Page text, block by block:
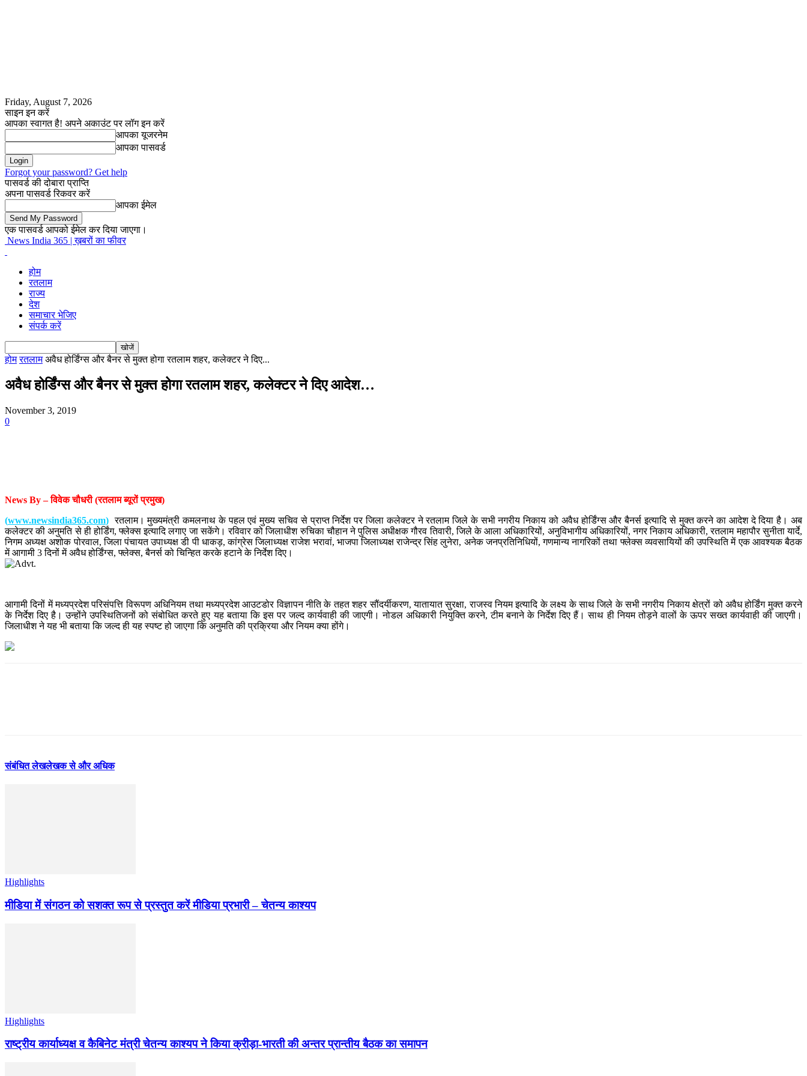
Friday, August 7, 2026
साइन इन करें
आपका स्वागत है! अपने अकाउंट पर लॉग इन करें
आपका यूजरनेम
आपका पासवर्ड
Forgot your password? Get help
पासवर्ड की दोबारा प्राप्ति
अपना पासवर्ड रिकवर करें
आपका ईमेल
एक पासवर्ड आपको ईमेल कर दिया जाएगा।
News India 365 | ख़बरों का फीवर
होम
रतलाम
राज्य
देश
समाचार भेजिए
संपर्क करें
होम रतलाम अवैध होर्डिंग्स और बैनर से मुक्त होगा रतलाम शहर, कलेक्टर ने दिए...
अवैध होर्डिंग्स और बैनर से मुक्त होगा रतलाम शहर, कलेक्टर ने दिए आदेश…
November 3, 2019
0
News By – विवेक चौधरी (रतलाम ब्यूरों प्रमुख)
(www.newsindia365.com) रतलाम। मुख्यमंत्री कमलनाथ के पहल एवं मुख्य सचिव से प्राप्त निर्देश पर जिला कलेक्टर ने रतलाम जिले के सभी नगरीय निकाय को अवैध होर्डिंग्स और बैनर्स इत्यादि से मुक्त करने का आदेश दे दिया है। अब
कलेक्टर की अनुमति से ही होर्डिंग, फ्लेक्स इत्यादि लगाए जा सकेंगे। रविवार को जिलाधीश रुचिका चौहान ने पुलिस अधीक्षक गौरव तिवारी, जिले के आला अधिकारियों, अनुविभागीय अधिकारियों, नगर निकाय अधिकारी, रतलाम महापौर सुनीता यार्दे,
निगम अध्यक्ष अशोक पोरवाल, जिला पंचायत उपाध्यक्ष डी पी धाकड़, कांग्रेस जिलाध्यक्ष राजेश भरावां, भाजपा जिलाध्यक्ष राजेन्द्र सिंह लुनेरा, अनेक जनप्रतिनिधियों, गणमान्य नागरिकों तथा फ्लेक्स व्यवसायियों की उपस्थिति में एक आवश्यक बैठक
में आगामी 3 दिनों में अवैध होर्डिंग्स, फ्लेक्स, बैनर्स को चिन्हित करके हटाने के निर्देश दिए।
आगामी दिनों में मध्यप्रदेश परिसंपत्ति विरूपण अधिनियम तथा मध्यप्रदेश आउटडोर विज्ञापन नीति के तहत शहर सौंदर्यीकरण, यातायात सुरक्षा, राजस्व नियम इत्यादि के लक्ष्य के साथ जिले के सभी नगरीय निकाय क्षेत्रों को अवैध होर्डिंग मुक्त करने
के निर्देश दिए है। उन्होंने उपस्थितिजनों को संबोधित करते हुए यह बताया कि इस पर जल्द कार्यवाही की जाएगी। नोडल अधिकारी नियुक्ति करने, टीम बनाने के निर्देश दिए हैं। साथ ही नियम तोड़ने वालों के ऊपर सख्त कार्यवाही की जाएगी।
जिलाधीश ने यह भी बताया कि जल्द ही यह स्पष्ट हो जाएगा कि अनुमति की प्रक्रिया और नियम क्या होंगे।
संबंधित लेखलेखक से और अधिक
Highlights
मीडिया में संगठन को सशक्त रूप से प्रस्तुत करें मीडिया प्रभारी – चेतन्य काश्यप
Highlights
राष्ट्रीय कार्याध्यक्ष व कैबिनेट मंत्री चेतन्य काश्यप ने किया क्रीड़ा-भारती की अन्तर प्रान्तीय बैठक का समापन